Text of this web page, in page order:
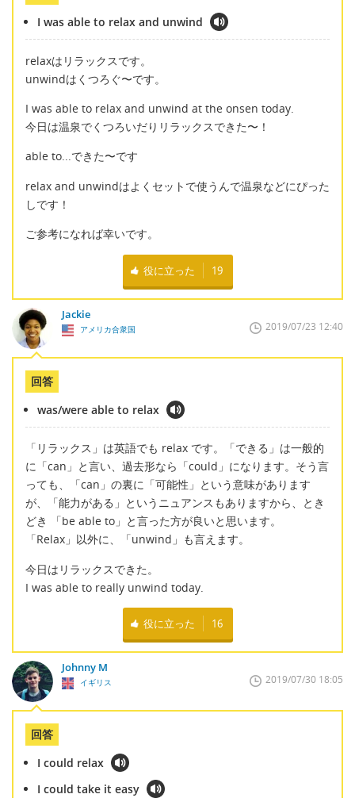
I was able to relax and unwind
relaxはリラックスです。
unwindはくつろぐ〜です。
I was able to relax and unwind at the onsen today.
今日は温泉でくつろいだりリラックスできた〜！
able to...できた〜です
relax and unwindはよくセットで使うんで温泉などにぴった
しです！
ご参考になれば幸いです。
役に立った 19
Jackie
アメリカ合衆国 2019/07/23 12:40
回答
was/were able to relax
「リラックス」は英語でも relax です。「できる」は一般的
に「can」と言い、過去形なら「could」になります。そう言
っても、「can」の裏に「可能性」という意味があります
が、「能力がある」というニュアンスもありますから、とき
どき 「be able to」と言った方が良いと思います。
「Relax」以外に、「unwind」も言えます。
今日はリラックスできた。
I was able to really unwind today.
役に立った 16
Johnny M
イギリス 2019/07/30 18:05
回答
I could relax
I could take it easy